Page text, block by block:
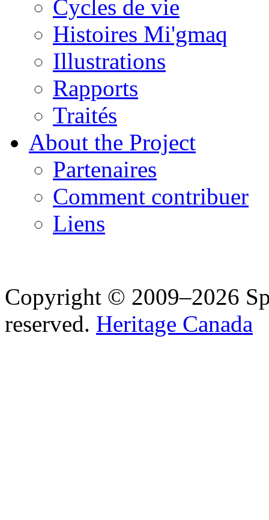
Cycles de vie
Histoires Mi'gmaq
Illustrations
Rapports
Traités
About the Project
Partenaires
Comment contribuer
Liens
Copyright © 2009–2026
reserved. Heritage Canada